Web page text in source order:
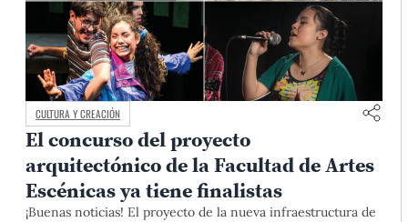
CULTURA Y CREACIÓN
El concurso del proyecto
arquitectónico de la Facultad de Artes
Escénicas ya tiene finalistas
¡Buenas noticias! El proyecto de la nueva infraestructura de